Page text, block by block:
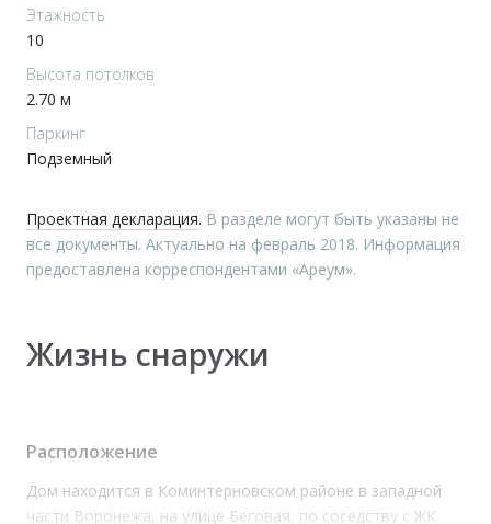
Этажность
10
Высота потолков
2.70 м
Паркинг
Подземный
Проектная декларация. В разделе могут быть указаны не
все документы. Актуально на февраль 2018. Информация
предоставлена корреспондентами «Ареум».
Жизнь снаружи
Расположение
Дом находится в Коминтерновском районе в западной
части Воронежа, на улице Беговая, по соседству с ЖК